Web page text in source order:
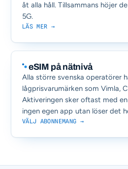
åt alla håll. Tillsammans höjer
5G.
LÄS MER →
eSIM på nätnivå
Alla större svenska operatörer
lågprisvarumärken som Vimla,
Aktiveringen sker oftast med
ingen egen app utan löser det
VÄLJ ABONNEMANG →